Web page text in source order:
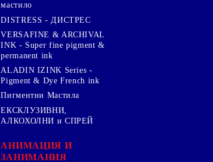
мастило
DISTRESS - ДИСТРЕС
VERSAFINE & ARCHIVAL
INK - Super fine pigment &
permanent ink
ALADIN IZINK Series -
Pigment & Dye French ink
Пигментни Мастила
ЕКСКЛУЗИВНИ,
АЛКОХОЛНИ и СПРЕЙ
АНИМАЦИЯ И
ЗАНИМАНИЯ